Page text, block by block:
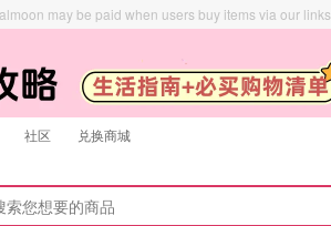
may be paid when users buy items via our links.
社区 兑换商城